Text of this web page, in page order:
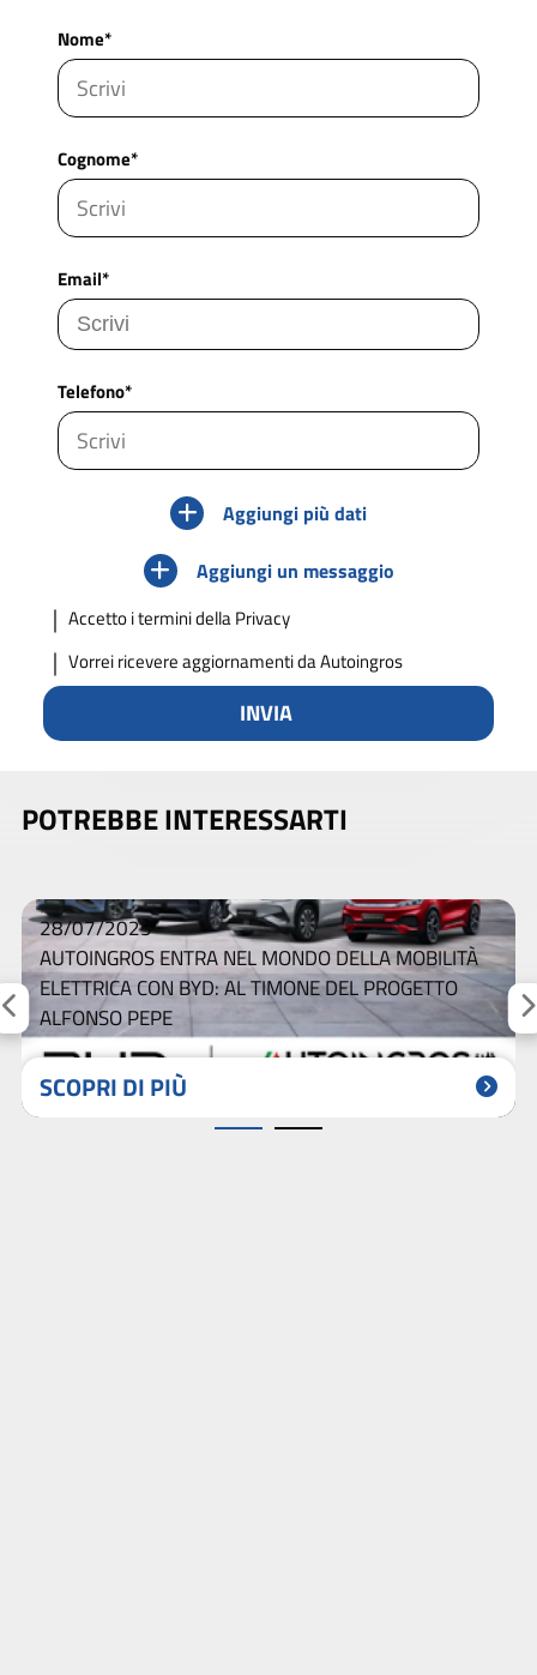
Nome*
Cognome*
Email*
Telefono*
Aggiungi più dati
Aggiungi un messaggio
Accettoi termini della Privacy
Vorrei ricevere aggiornamenti da Autoingros
INVIA
POTREBBE INTERESSARTI
28/07/2025
AUTOINGROS ENTRA NEL MONDO DELLA MOBILITÀ
ELETTRICA CON BYD: AL TIMONE DEL PROGETTO
ALFONSO PEPE
SCOPRI DI PIÙ